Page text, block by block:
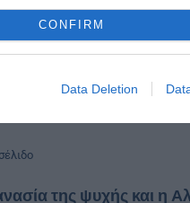
CONFIRM
Data Deletion
και
της ψυχής και η